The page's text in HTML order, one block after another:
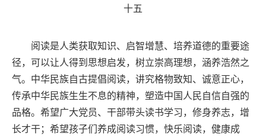
十五
阅读是人类获取知识、启智增慧、培养道德的重要途
径，可以让人得到思想启发，树立崇高理想，涵养浩然之
气。中华民族自古提倡阅读，讲究格物致知、诚意正心，
传承中华民族生生不息的精神，塑造中国人民自信自强的
品格。希望广大党员、干部带头读书学习，修身养志，增
长才干；希望孩子们养成阅读习惯，快乐阅读，健康成